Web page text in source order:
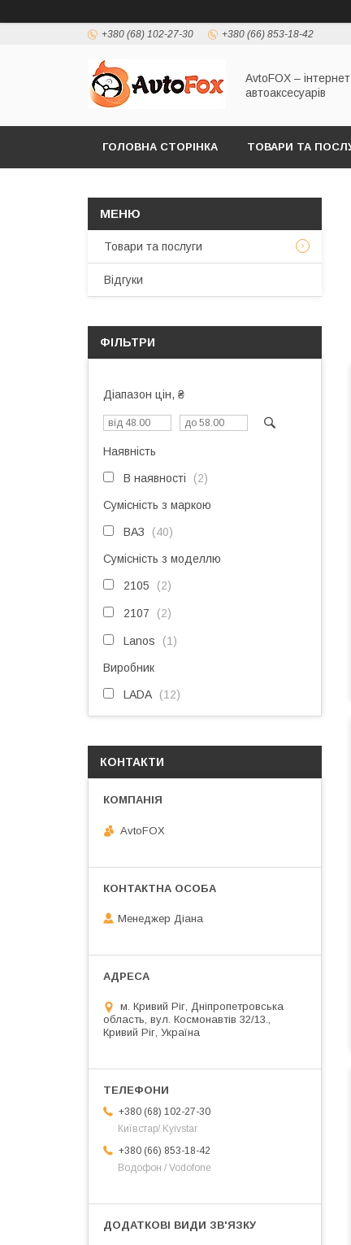
+380 (68) 102-27-30 +380 (66) 853-18-42
AvtoFOX –
автоаксесуарів
ГОЛОВНА СТОРІНКА ТОВАРИ ТА
Товари та послуги
Відгуки
ФІЛЬТРИ
Діапазон цін, ₴
Наявність
В наявності 2
Сумісність з маркою
ВАЗ 40
Сумісність з моделлю
2105 2
2107 2
Lanos 1
Виробник
LADA 12
КОНТАКТИ
AvtoFOX
Менеджер Діана
м. Кривий Ріг, Дніпропетровська
область, вул. Космонавтів 32/13.,
Кривий Ріг, Україна
+380 (68) 102-27-30
Київстар/ Kyivstar
+380 (66) 853-18-42
Водофон / Vodofone